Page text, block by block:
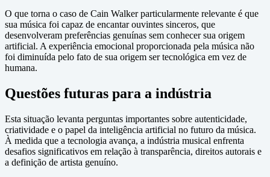
O que torna o caso de Cain Walker particularmente relevante é que
sua música foi capaz de encantar ouvintes sinceros, que
desenvolveram preferências genuínas sem conhecer sua origem
artificial. A experiência emocional proporcionada pela música não
foi diminuída pelo fato de sua origem ser tecnológica em vez de
humana.
Questões futuras para a indústria
Esta situação levanta perguntas importantes sobre autenticidade,
criatividade e o papel da inteligência artificial no futuro da música.
À medida que a tecnologia avança, a indústria musical enfrenta
desafios significativos em relação à transparência, direitos autorais e
a definição de artista genuíno.